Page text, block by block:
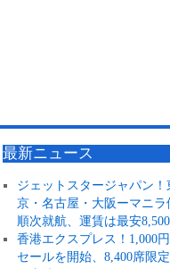
最新ニュース
ジェットスタージャパン！
京・名古屋・大阪ーマニラ
順次就航、運賃は最安
香港エクスプレス！1,000
セールを開始、8,400席限